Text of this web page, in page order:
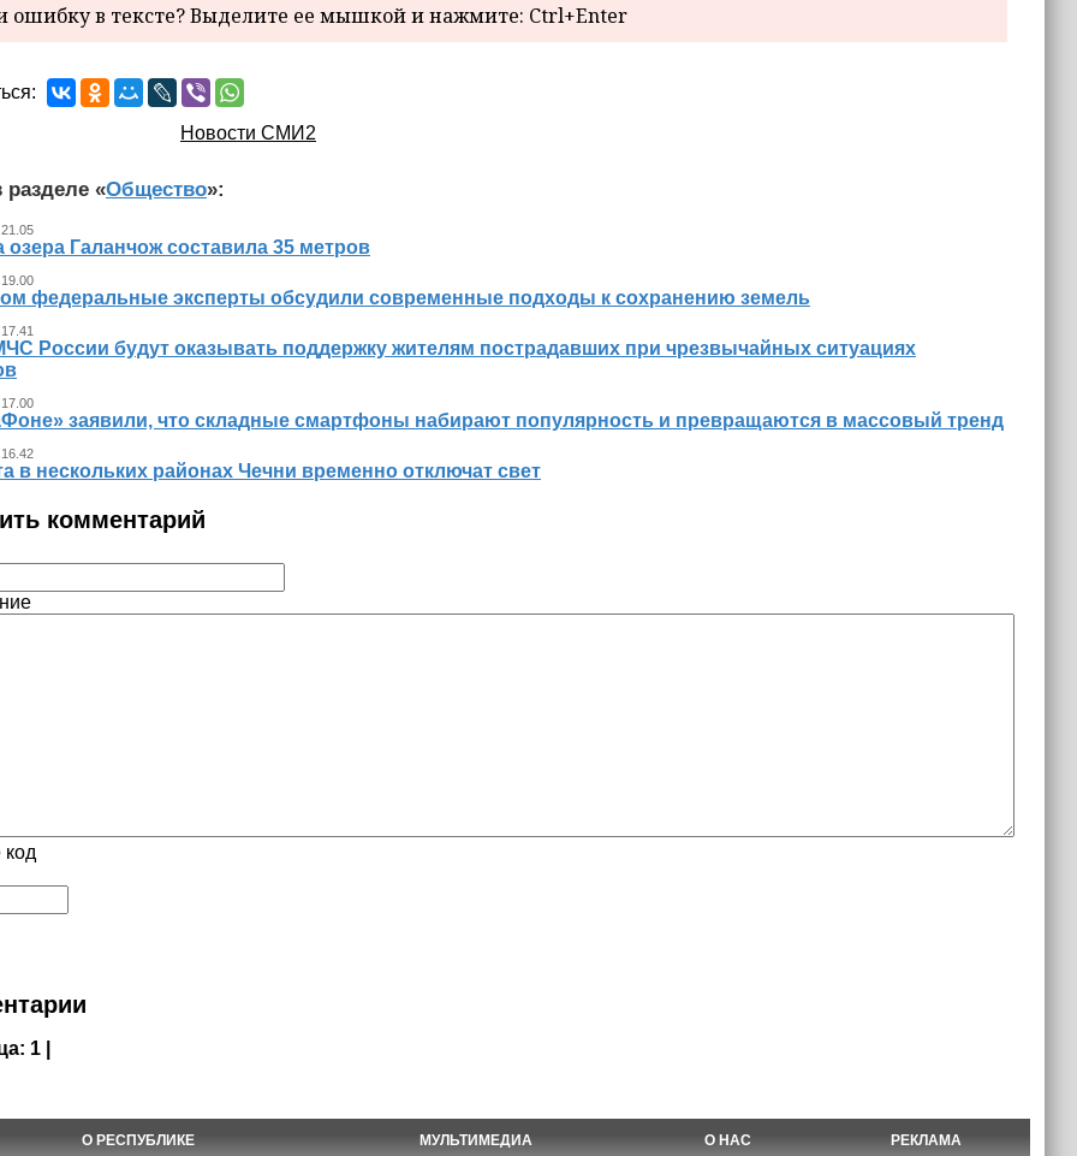
в тексте? Выделите ее мышкой и нажмите: Ctrl+Enter
Новости СМИ2
разделе «Общество»:
озера Галанчож составила 35 метров
федеральные эксперты обсудили современные подходы к сохранению земель
России будут оказывать поддержку жителям пострадавших при чрезвычайных ситуациях
заявили, что складные смартфоны набирают популярность и превращаются в массовый тренд
в нескольких районах Чечни временно отключат свет
комментарий
код
1 |
О РЕСПУБЛИКЕ МУЛЬТИМЕДИА О НАС РЕКЛАМА